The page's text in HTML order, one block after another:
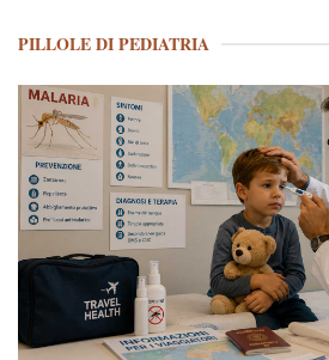
PILLOLE DI PEDIATRIA